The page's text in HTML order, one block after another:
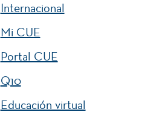
Internacional
Mi CUE
Portal CUE
Q10
Educación virtual